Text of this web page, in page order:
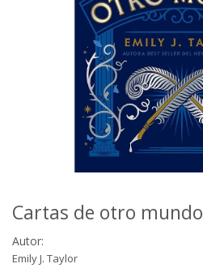
Cartas de otro mundo
Autor:
Emily J. Taylor